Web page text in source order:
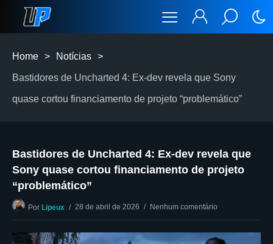
Home > Notícias >
Bastidores de Uncharted 4: Ex-dev revela que Sony
quase cortou financiamento de projeto “problemático”
Bastidores de Uncharted 4: Ex-dev revela que
Sony quase cortou financiamento de projeto
“problemático”
Por Lipeux 28 de abril de 2026 Nenhum comentário